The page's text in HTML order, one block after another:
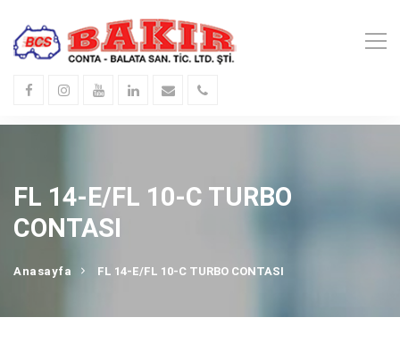
FL 14-E/FL 10-C TURBO
CONTASI
Anasayfa FL 14-E/FL 10-C TURBO CONTASI